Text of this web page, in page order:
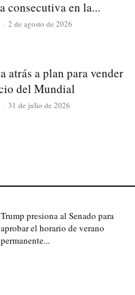
consecutiva en la...
- 2 de agosto de 2026
atrás a plan para vender
del Mundial
- 31 de julio de 2026
Trump presiona al Senado para
aprobar el horario de verano
permanente...